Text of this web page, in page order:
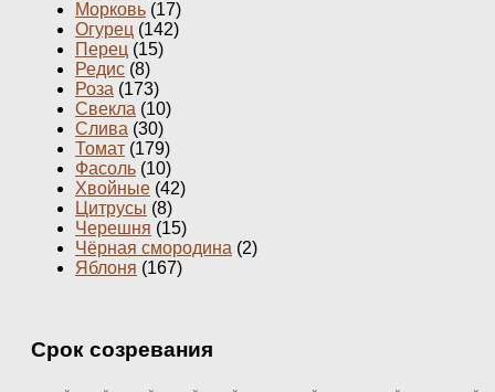
Морковь (17)
Огурец (142)
Перец (15)
Редис (8)
Роза (173)
Свекла (10)
Слива (30)
Томат (179)
Фасоль (10)
Хвойные (42)
Цитрусы (8)
Черешня (15)
Чёрная смородина (2)
Яблоня (167)
Срок созревания